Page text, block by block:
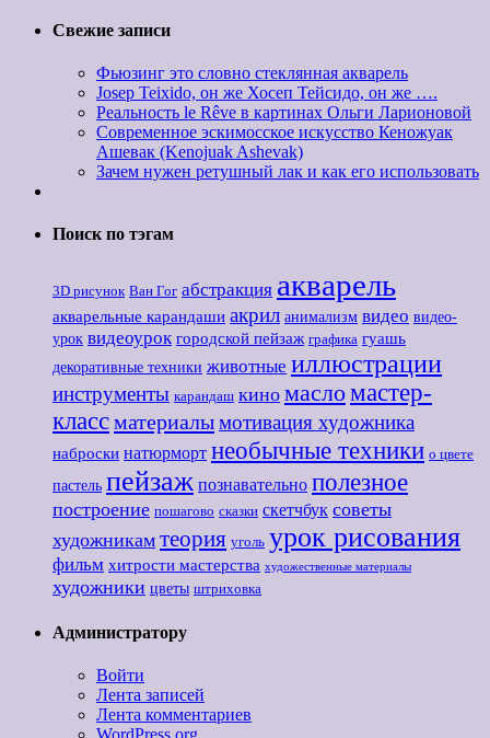
Свежие записи
Фьюзинг это словно стеклянная акварель
Josep Teixido, он же Хосеп Тейсидо, он же ….
Реальность le Rêve в картинах Ольги Ларионовой
Современное эскимосское искусство Кеножуак
Ашевак (Kenojuak Ashevak)
Зачем нужен ретушный лак и как его использовать
Поиск по тэгам
3D рисунок Ван Гог абстракция акварель
акварельные карандаши акрил анимализм видео видео-
урок видеоурок городской пейзаж графика гуашь
декоративные техники животные иллюстрации
инструменты карандаш кино масломастер-
классматериалымотивация художника
наброски натюрморт необычные техники о цвете
пастель пейзаж познавательно полезное
построение пошагово сказки скетчбук советы
художникам теория уголь урок рисования
фильм хитрости мастерства художественные материалы
художники цветы штриховка
Администратору
Войти
Лента записей
Лента комментариев
WordPress.org